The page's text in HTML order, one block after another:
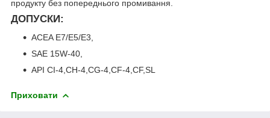
продукту без попереднього промивання.
ДОПУСКИ:
ACEA E7/E5/E3,
SAE 15W-40,
API CI-4,CH-4,CG-4,CF-4,CF,SL
Приховати